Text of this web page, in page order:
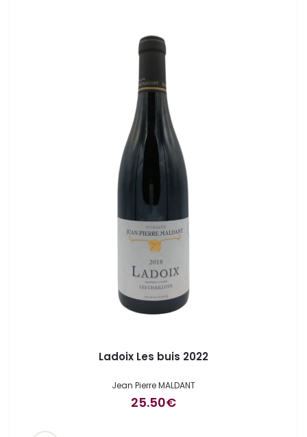
Ladoix Les buis 2022
Jean Pierre MALDANT
25.50€